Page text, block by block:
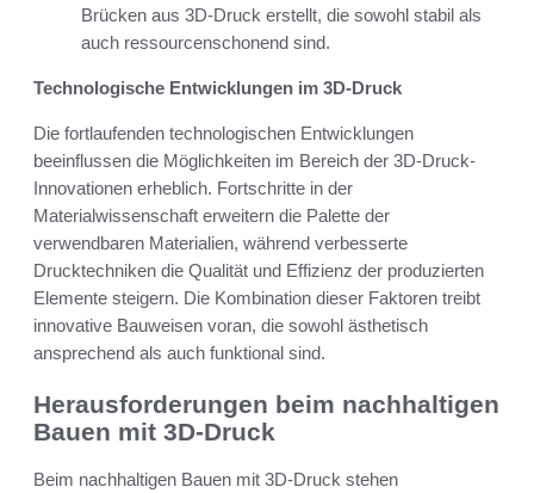
Brücken aus 3D-Druck erstellt, die sowohl stabil als
auch ressourcenschonend sind.
Technologische Entwicklungen im 3D-Druck
Die fortlaufenden technologischen Entwicklungen
beeinflussen die Möglichkeiten im Bereich der 3D-Druck-
Innovationen erheblich. Fortschritte in der
Materialwissenschaft erweitern die Palette der
verwendbaren Materialien, während verbesserte
Drucktechniken die Qualität und Effizienz der produzierten
Elemente steigern. Die Kombination dieser Faktoren treibt
innovative Bauweisen voran, die sowohl ästhetisch
ansprechend als auch funktional sind.
Herausforderungen beim nachhaltigen
Bauen mit 3D-Druck
Beim nachhaltigen Bauen mit 3D-Druck stehen